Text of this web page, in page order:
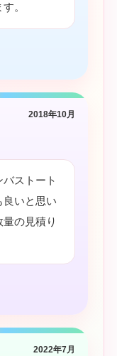
。
2018年10月
ストート
良いと思い
の見積り
2022年7月